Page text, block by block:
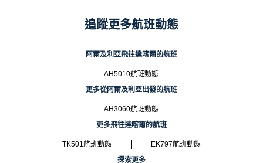
追蹤更多航班動態
阿爾及利亞飛往達喀爾的航班
AH5010航班動態
更多從阿爾及利亞出發的航班
AH3060航班動態
更多飛往達喀爾的航班
TK501航班動態
EK797航班動態
探索更多